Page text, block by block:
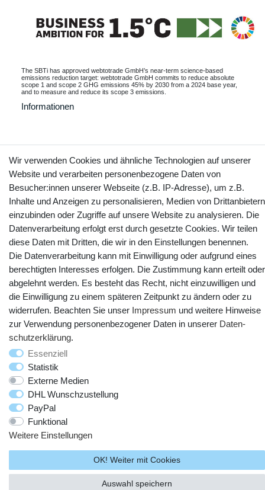
The SBTi has approved webtotrade GmbH’s near-term science-based
emissions reduction target: webtotrade GmbH commits to reduce absolute
scope 1 and scope 2 GHG emissions 45% by 2030 from a 2024 base year,
and to measure and reduce its scope 3 emissions.
Informationen
Vertrag widerrufen Kontakt
Facebook Instagram
© Copyright 2025 webtotrade GmbH. Alle Rechte vorbehalten.
Wir verwenden Cookies und ähnliche Technologien auf unserer
Website und verarbeiten personenbezogene Daten von
Besucher:innen unserer Webseite (z.B. IP-Adresse), um z.B.
Inhalte und Anzeigen zu personalisieren, Medien von Drittanbietern
einzubinden oder Zugriffe auf unsere Website zu analysieren. Die
Datenverarbeitung erfolgt erst durch gesetzte Cookies. Wir teilen
diese Daten mit Dritten, die wir in den Einstellungen benennen.
Die Datenverarbeitung kann mit Einwilligung oder aufgrund eines
berechtigten Interesses erfolgen. Die Zustimmung kann erteilt oder
abgelehnt werden. Es besteht das Recht, nicht einzuwilligen und
die Einwilligung zu einem späteren Zeitpunkt zu ändern oder zu
widerrufen. Beachten Sie unser Impressum und weitere Hinweise
zur Verwendung personenbezogener Daten in unserer Daten­
schutz­erklärung.
Essenziell
Statistik
Externe Medien
DHL Wunschzustellung
PayPal
Funktional
Weitere Einstellungen
OK! Weiter mit Cookies
Auswahl speichern